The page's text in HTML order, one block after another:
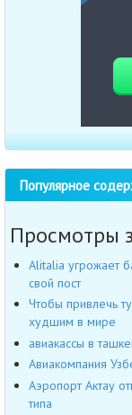
Популярное
Просмотры
Alitalia угрожает
свой пост
Чтобы привлечь
худшим в мире
авиакассы в
Авиакомпания
Аэропорт Актау
типа